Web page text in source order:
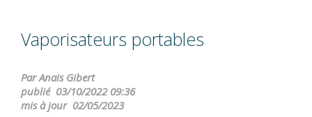
Vaporisateurs portables
Par Anais Gibert
publié 03/10/2022 09:36
mis à jour 02/05/2023